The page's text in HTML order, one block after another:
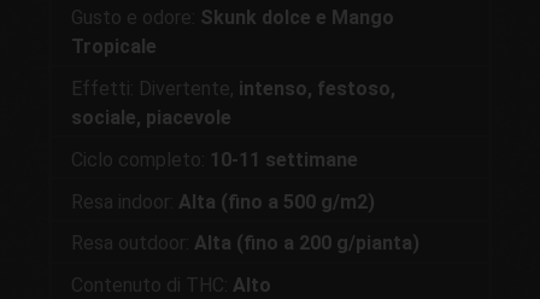
Gusto e odore: Skunk dolce e Mango
Tropicale
Effetti: Divertente, intenso, festoso,
sociale, piacevole
Ciclo completo: 10-11 settimane
Resa indoor: Alta (fino a 500 g/m2)
Resa outdoor: Alta (fino a 200 g/pianta)
Contenuto di THC: Alto